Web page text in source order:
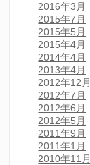
2016年3月
2015年7月
2015年5月
2015年4月
2014年4月
2013年4月
2012年12月
2012年7月
2012年6月
2012年5月
2011年9月
2011年1月
2010年11月